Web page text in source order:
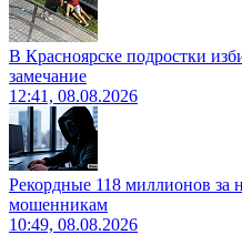
В Красноярске подростки
замечание
12:41, 08.08.2026
Рекордные 118 миллионов за
мошенникам
10:49, 08.08.2026